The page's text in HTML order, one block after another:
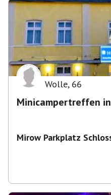
Wolle, 66
Minicampertreffen
Mirow Parkplatz